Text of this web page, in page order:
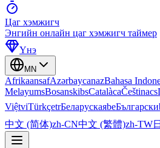
Цаг хэмжигч
Энгийн онлайн цаг хэмжигч таймер
Үнэ
MN
AfrikaansafAzərbaycanazBahasa
MelayumsBosanskibsCatalàcaČeštinacs
ViệtviTürkçetrБеларускаяbeБългарски
中文 (简体)zh-CN中文 (繁體)zh-TW